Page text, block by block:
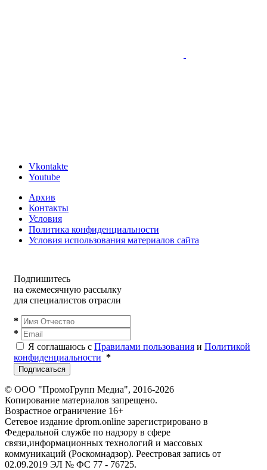
Vkontakte
Youtube
Архив
Контакты
Условия
Политика конфиденциальности
Условия использования материалов сайта
Подпишитесь
на ежемесячную рассылку
для специалистов отрасли
*
*
Я соглашаюсь с Правилами пользования и Политикой
конфиденциальности *
Подписаться
© ООО "ПромоГрупп Медиа", 2016-2026
Копирование материалов запрещено.
Возрастное ограничение 16+
Сетевое издание dprom.online зарегистрировано в
Федеральной службе по надзору в сфере
связи,информационных технологий и массовых
коммуникаций (Роскомнадзор). Реестровая запись от
02.09.2019 ЭЛ № ФС 77 - 76725.